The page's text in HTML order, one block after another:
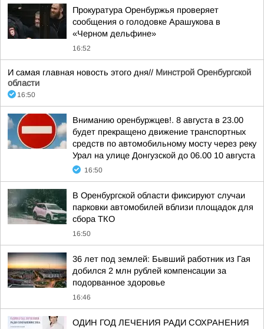
Прокуратура Оренбуржья проверяет
сообщения о голодовке Арашукова в
«Черном дельфине»
16:52
И самая главная новость этого дня// Минстрой Оренбургской
области
16:50
Вниманию оренбуржцев!. 8 августа в 23.00
будет прекращено движение транспортных
средств по автомобильному мосту через реку
Урал на улице Донгузской до 06.00 10 августа
16:50
В Оренбургской области фиксируют случаи
парковки автомобилей вблизи площадок для
сбора ТКО
16:50
36 лет под землей: Бывший работник из Гая
добился 2 млн рублей компенсации за
подорванное здоровье
16:46
ОДИН ГОД ЛЕЧЕНИЯ РАДИ СОХРАНЕНИЯ